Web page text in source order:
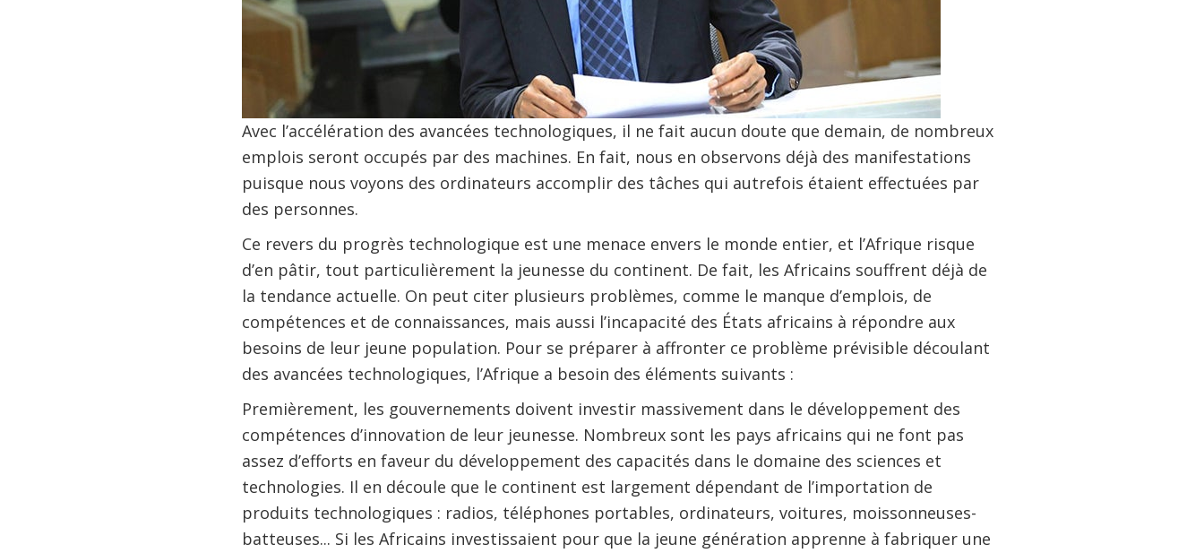
Avec l’accélération des avancées technologiques, il ne fait aucun doute que demain, de nombreux
emplois seront occupés par des machines. En fait, nous en observons déjà des manifestations
puisque nous voyons des ordinateurs accomplir des tâches qui autrefois étaient effectuées par
des personnes.
Ce revers du progrès technologique est une menace envers le monde entier, et l’Afrique risque
d’en pâtir, tout particulièrement la jeunesse du continent. De fait, les Africains souffrent déjà de
la tendance actuelle. On peut citer plusieurs problèmes, comme le manque d’emplois, de
compétences et de connaissances, mais aussi l’incapacité des États africains à répondre aux
besoins de leur jeune population. Pour se préparer à affronter ce problème prévisible découlant
des avancées technologiques, l’Afrique a besoin des éléments suivants :
Premièrement, les gouvernements doivent investir massivement dans le développement des
compétences d’innovation de leur jeunesse. Nombreux sont les pays africains qui ne font pas
assez d’efforts en faveur du développement des capacités dans le domaine des sciences et
technologies. Il en découle que le continent est largement dépendant de l’importation de
produits technologiques : radios, téléphones portables, ordinateurs, voitures, moissonneuses-
batteuses... Si les Africains investissaient pour que la jeune génération apprenne à fabriquer une